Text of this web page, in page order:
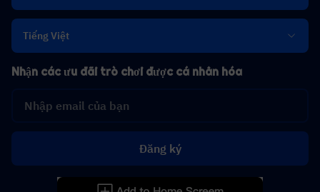
Tiếng Việt
Nhận các ưu đãi trò chơi được cá nhân hóa
Đăng ký